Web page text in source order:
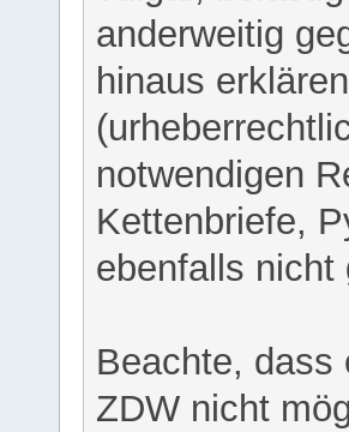
anderweitig
hinaus
notwendigen
Kettenbriefe,
ebenfalls nicht
Beachte, dass
ZDW nicht